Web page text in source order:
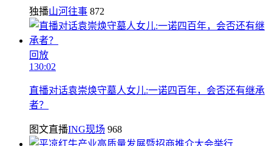
独播山河往事 872
回放
130:02
直播对话袁崇焕守墓人女儿:一诺四百年，会否还有继承
者？
图文直播ING现场 968